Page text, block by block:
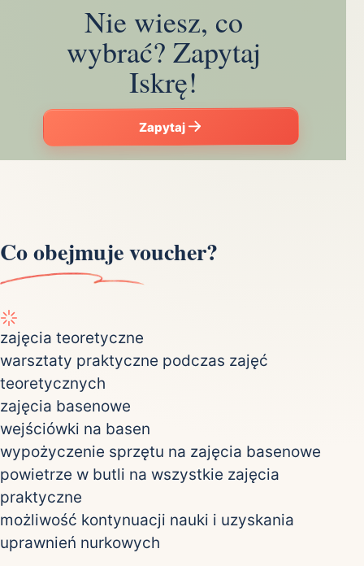
Nie wiesz, co
wybrać? Zapytaj
Iskrę!
Zapytaj
Co obejmuje voucher?
zajęcia teoretyczne
warsztaty praktyczne podczas zajęć
teoretycznych
zajęcia basenowe
wejściówki na basen
wypożyczenie sprzętu na zajęcia basenowe
powietrze w butli na wszystkie zajęcia
praktyczne
możliwość kontynuacji nauki i uzyskania
uprawnień nurkowych